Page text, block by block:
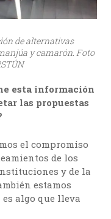
de alternativas
y camarón. Foto
esta información
las propuestas
el compromiso
de los
y de la
estamos
algo que lleva